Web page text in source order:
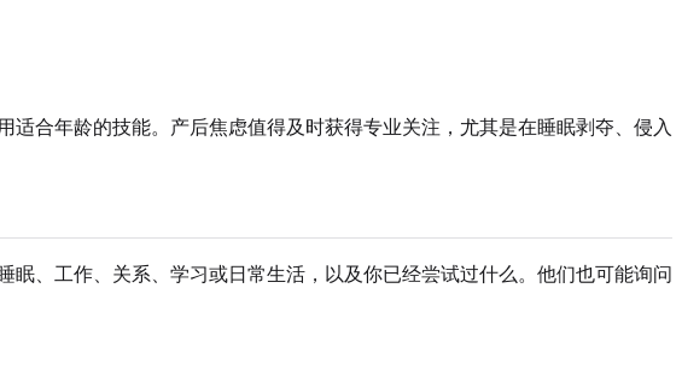
合年龄的技能。产后焦虑值得及时获得专业关注，尤其是在睡眠剥夺、侵入
、工作、关系、学习或日常生活，以及你已经尝试过什么。他们也可能询问